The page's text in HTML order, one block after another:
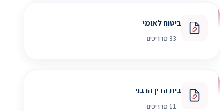
ביטוח לאומי
33 מדריכים
בית הדין הרבני
11 מדריכים